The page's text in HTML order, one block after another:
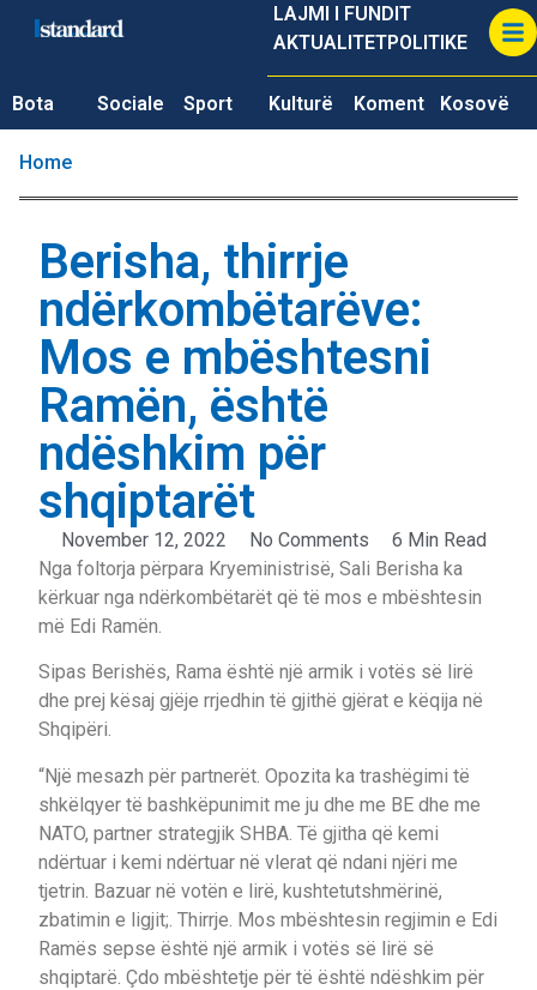
LAJMI I FUNDIT
AKTUALITETPOLITIKE
Bota Sociale Sport Kulturë Koment Kosovë
Home
Berisha, thirrje
ndërkombëtarëve:
Mos e mbështesni
Ramën, është
ndëshkim për
shqiptarët
November 12, 2022 No Comments
6 Min Read
Nga foltorja përpara Kryeministrisë, Sali Berisha ka
kërkuar nga ndërkombëtarët që të mos e mbështesin
më Edi Ramën.
Sipas Berishës, Rama është një armik i votës së lirë
dhe prej kësaj gjëje rrjedhin të gjithë gjërat e këqija në
Shqipëri.
“Një mesazh për partnerët. Opozita ka trashëgimi të
shkëlqyer të bashkëpunimit me ju dhe me BE dhe me
NATO, partner strategjik SHBA. Të gjitha që kemi
ndërtuar i kemi ndërtuar në vlerat që ndani njëri me
tjetrin. Bazuar në votën e lirë, kushtetutshmërinë,
zbatimin e ligjit;. Thirrje. Mos mbështesin regjimin e Edi
Ramës sepse është një armik i votës së lirë së
shqiptarë. Çdo mbështetje për të është ndëshkim për